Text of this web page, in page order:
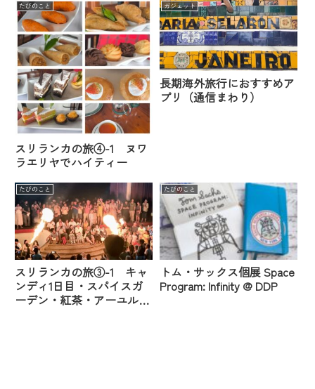
たびのこと
スリランカの旅④-1 ヌワ
ラエリヤでハイティー
ガジェット
長期海外旅行におすすめア
プリ（通信まわり）
たびのこと
スリランカの旅③-1 キャ
ンディ1日目・スパイスガ
ーデン・紅茶・アーユルヴ
たびのこと
トム・サックス個展 Space
Program: Infinity @ DDP